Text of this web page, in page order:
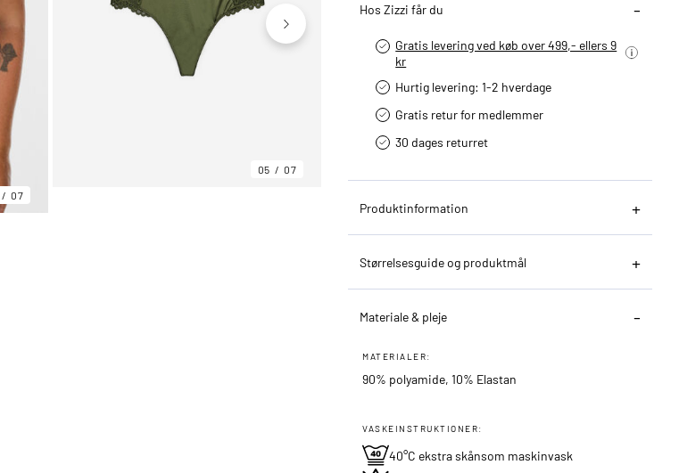
07
05 07
Hos Zizzi får du
Gratis levering ved køb over 499,- ellers 9
kr
Hurtig levering­: 1-2 hverdage
Gratis retur for medlemmer
30 dages returret
Produktinformation
Størrelsesguide og produktmål
Materiale & pleje
MATERIALER:
90% polyamide, 10% Elastan
VASKEINSTRUKTIONER:
40°C ekstra skånsom maskinvask